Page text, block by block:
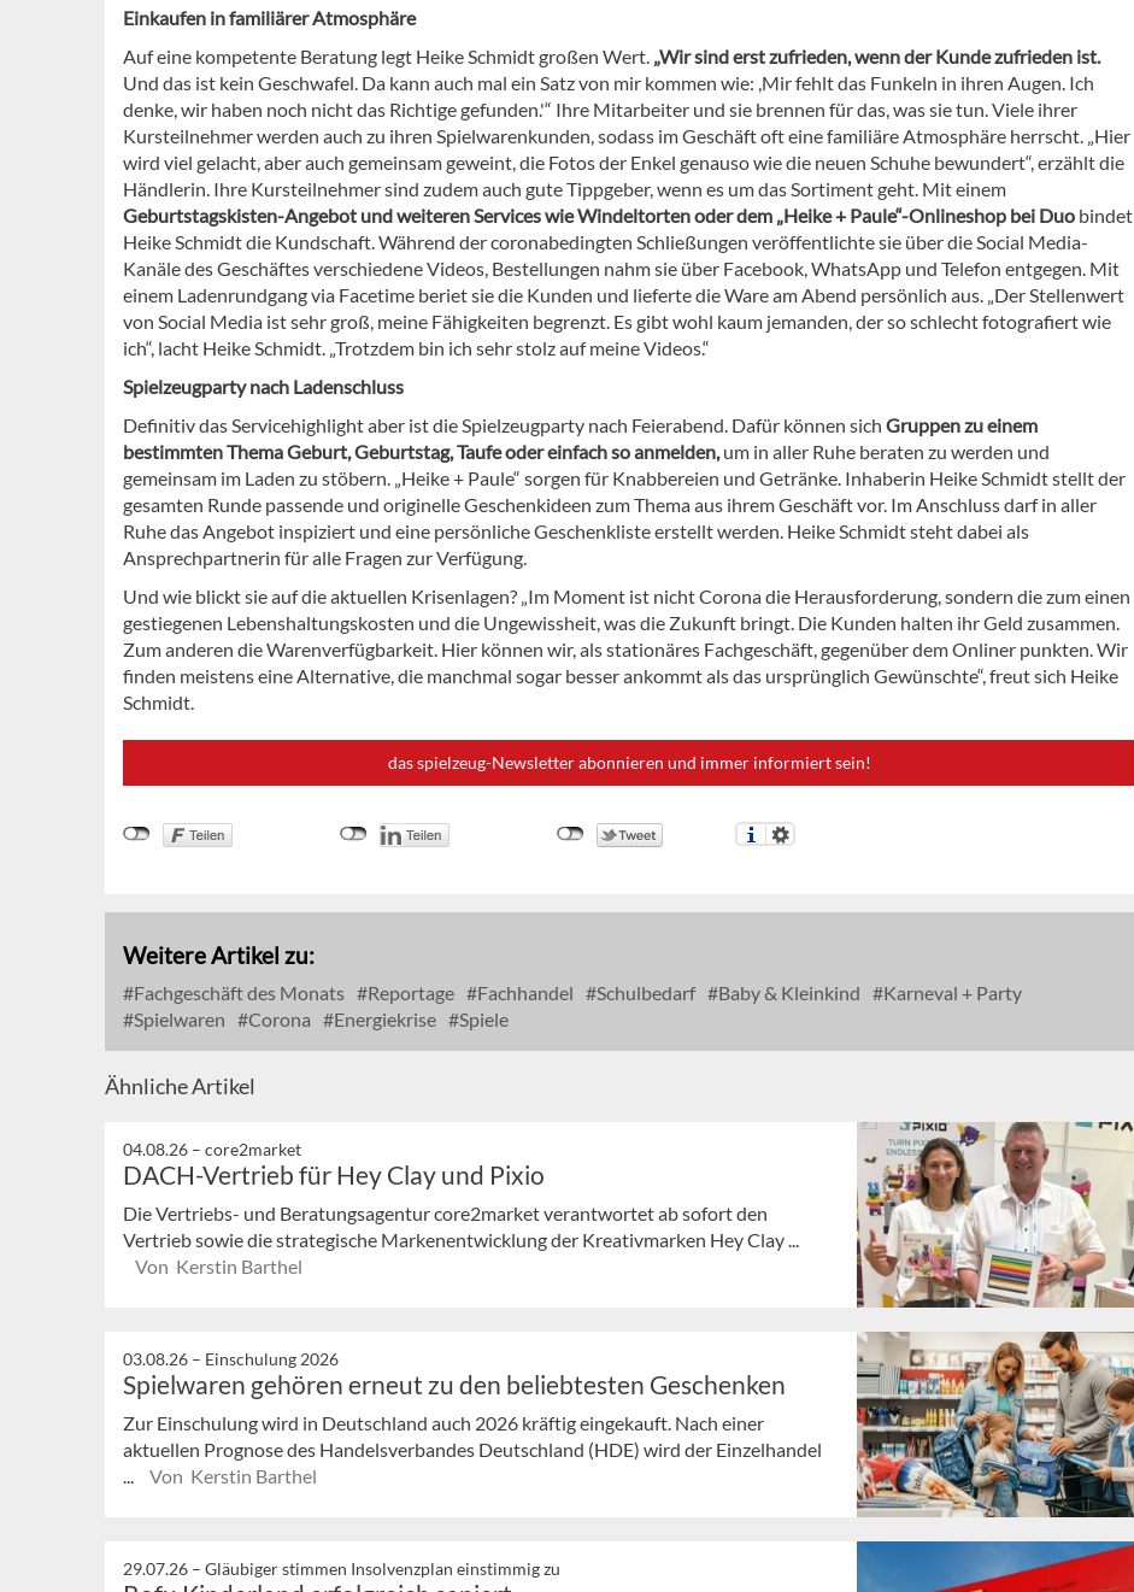
Einkaufen in familiärer Atmosphäre
Auf eine kompetente Beratung legt Heike Schmidt großen Wert. „Wir sind erst zufrieden, wenn der Kunde zufrieden ist.
Und das ist kein Geschwafel. Da kann auch mal ein Satz von mir kommen wie: ,Mir fehlt das Funkeln in ihren Augen. Ich
denke, wir haben noch nicht das Richtige gefunden.'“ Ihre Mitarbeiter und sie brennen für das, was sie tun. Viele ihrer
Kursteilnehmer werden auch zu ihren Spielwarenkunden, sodass im Geschäft oft eine familiäre Atmosphäre herrscht. „Hier
wird viel gelacht, aber auch gemeinsam geweint, die Fotos der Enkel genauso wie die neuen Schuhe bewundert“, erzählt die
Händlerin. Ihre Kursteilnehmer sind zudem auch gute Tippgeber, wenn es um das Sortiment geht. Mit einem
Geburtstagskisten-Angebot und weiteren Services wie Windeltorten oder dem „Heike + Paule“-Onlineshop bei Duo bindet
Heike Schmidt die Kundschaft. Während der coronabedingten Schließungen veröffentlichte sie über die Social Media-
Kanäle des Geschäftes verschiedene Videos, Bestellungen nahm sie über Facebook, WhatsApp und Telefon entgegen. Mit
einem Ladenrundgang via Facetime beriet sie die Kunden und lieferte die Ware am Abend persönlich aus. „Der Stellenwert
von Social Media ist sehr groß, meine Fähigkeiten begrenzt. Es gibt wohl kaum jemanden, der so schlecht fotografiert wie
ich“, lacht Heike Schmidt. „Trotzdem bin ich sehr stolz auf meine Videos.“
Spielzeugparty nach Ladenschluss
Definitiv das Servicehighlight aber ist die Spielzeugparty nach Feierabend. Dafür können sich Gruppen zu einem
bestimmten Thema Geburt, Geburtstag, Taufe oder einfach so anmelden,um in aller Ruhe beraten zu werden und
gemeinsam im Laden zu stöbern. „Heike + Paule“ sorgen für Knabbereien und Getränke. Inhaberin Heike Schmidt stellt der
gesamten Runde passende und originelle Geschenkideen zum Thema aus ihrem Geschäft vor. Im Anschluss darf in aller
Ruhe das Angebot inspiziert und eine persönliche Geschenkliste erstellt werden. Heike Schmidt steht dabei als
Ansprechpartnerin für alle Fragen zur Verfügung.
Und wie blickt sie auf die aktuellen Krisenlagen? „Im Moment ist nicht Corona die Herausforderung, sondern die zum einen
gestiegenen Lebenshaltungskosten und die Ungewissheit, was die Zukunft bringt. Die Kunden halten ihr Geld zusammen.
Zum anderen die Warenverfügbarkeit. Hier können wir, als stationäres Fachgeschäft, gegenüber dem Onliner punkten. Wir
finden meistens eine Alternative, die manchmal sogar besser ankommt als das ursprünglich Gewünschte“, freut sich Heike
Schmidt.
das spielzeug-Newsletter abonnieren und immer informiert sein!
Weitere Artikel zu:
Fachgeschäft des Monats Reportage Fachhandel Schulbedarf Baby & Kleinkind
Karneval + Party
Spielwaren
Corona Energiekrise Spiele
Ähnliche Artikel
04.08.26 – core2market
DACH-Vertrieb für Hey Clay und Pixio
Die Vertriebs- und Beratungsagentur core2market verantwortet ab sofort den
Vertrieb sowie die strategische Markenentwicklung der Kreativmarken Hey Clay ...
Von Kerstin Barthel
03.08.26 – Einschulung 2026
Spielwaren gehören erneut zu den beliebtesten Geschenken
Zur Einschulung wird in Deutschland auch 2026 kräftig eingekauft. Nach einer
aktuellen Prognose des Handelsverbandes Deutschland (HDE) wird der Einzelhandel
...
Von Kerstin Barthel
29.07.26 – Gläubiger stimmen Insolvenzplan einstimmig zu